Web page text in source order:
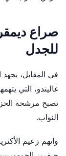
صراع
للجدل
في المقابل،
غاليندو، التي
تصبح مرشحة
النواب.
واتهم زعيم